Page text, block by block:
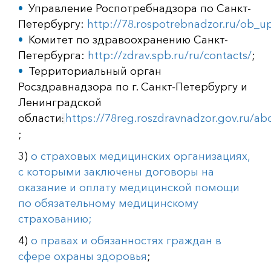
Управление Роспотребнадзора по Санкт-
Петербургу: http://78.rospotrebnadzor.ru/
Комитет по здравоохранению Санкт-
Петербурга: http://zdrav.spb.ru/ru/contacts/;
Территориальный орган
Росздравнадзора по г. Санкт-Петербургу и
Ленинградской
области: https://78reg.roszdravnadzor.gov.ru/
;
3) о страховых медицинских организациях,
с которыми заключены договоры на
оказание и оплату медицинской помощи
по обязательному медицинскому
страхованию;
4) о правах и обязанностях граждан в
сфере охраны здоровья;